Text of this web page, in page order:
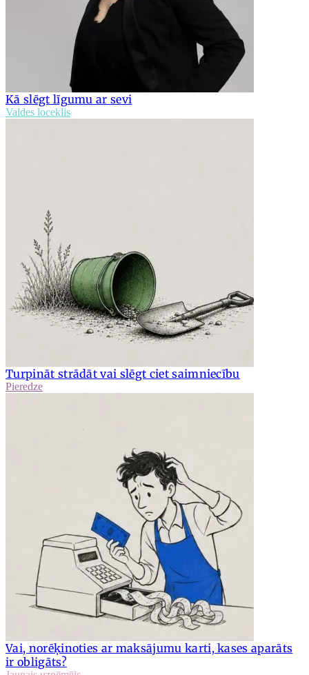
Kā slēgt līgumu ar sevi
Valdes loceklis
Turpināt strādāt vai slēgt ciet saimniecību
Pieredze
Vai, norēķinoties ar maksājumu karti, kases aparāts
ir obligāts?